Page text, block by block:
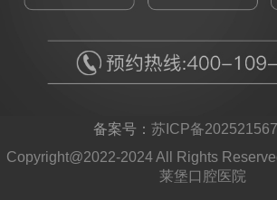
备案号： 苏ICP备
Copyright@2022-2024 All Rights
莱堡口腔医院